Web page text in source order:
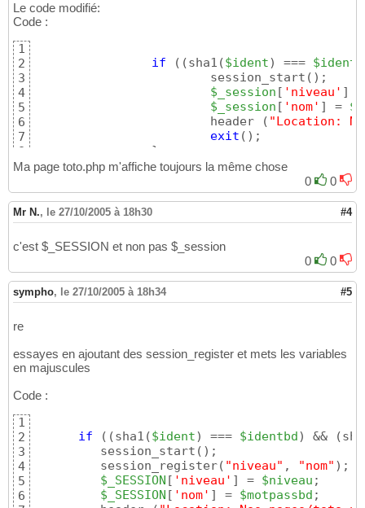
Le code modifié:
Code :
1
2
3
4
5
6
7
8
if ( (sha1 ($ident) ===
			session_start
( ) ;
$_session [ 'niveau' ]
$_session [ 'nom' ] =
			header
( "Location:
exit ( ) ;
}
Ma page toto.php m'affiche toujours la même chose
0
0
Mr N., le 27/10/2005 à 18h30 #4
c'est $_SESSION et non pas $_session
0
0
sympho, le 27/10/2005 à 18h34 #5
re
essayes en ajoutant des session_register et mets les variables
en majuscules
Code :
1
2
3
4
5
6
if ( (sha1 ($ident) === $identbd ) && (
         session_start
( ) ;
         session_register
( "niveau" , "nom" )
$_SESSION [ 'niveau' ] = $niveau ;
$_SESSION [ 'nom' ] = $motpassbd ;